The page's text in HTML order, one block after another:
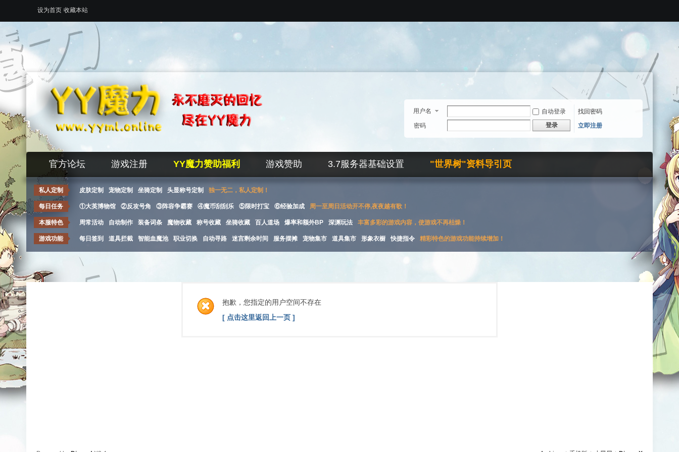
设为首页 收藏本站
用户名 自动登录
找回密码
密码
登录 立即注册
官方论坛 游戏注册 YY魔力赞助福利 游戏赞助 3.7服务器基础设置 "世界树"资料导引页
私人定制 皮肤定制 宠物定制 坐骑定制 头显称号定制 独一无二，私人定制！
每日任务 ①大英博物馆 ②反攻号角 ③阵容争霸赛 ④魔币刮刮乐 ⑤限时打宝 ⑥经验加成 周一至周日活动开不停,夜夜越有歌！
本服特色 周常活动 自动制作 装备词条 魔物收藏 称号收藏 坐骑收藏 百人道场 爆率和额外BP 深渊玩法 丰富多彩的游戏内容，使游戏不再枯燥！
游戏功能 每日签到 道具拦截 智能血魔池 职业切换 自动寻路 迷宫剩余时间 服务摆摊 宠物集市 道具集市 形象衣橱 快捷指令 精彩特色的游戏功能持续增加！
抱歉，您指定的用户空间不存在
[ 点击这里返回上一页 ]